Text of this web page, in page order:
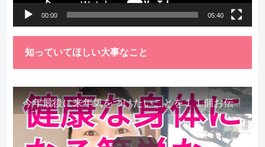
00:00 05:40
知っていてほしい大事なこと
今年最後に来年気をつけたいことを１１個お伝えします。